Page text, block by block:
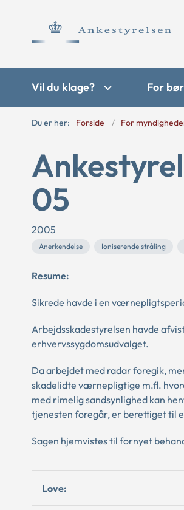
Vil du klage? For
Du er her: Forside For
05
2005
Anerkendelse Ioniserende stråling
Resume:
Sikrede havde i en
Arbejdsskadestyrelsen havde
erhvervssygdomsudvalget.
Da arbejdet med radar foregik,
skadelidte værnepligtige m.fl.
med rimelig sandsynlighed kan
tjenesten foregår, er berettiget til
Sagen hjemvistes til fornyet
Love: